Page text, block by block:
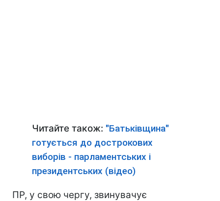
Читайте також: "Батьківщина"
готується до дострокових
виборів - парламентських і
президентських (відео)
ПР, у свою чергу, звинувачує